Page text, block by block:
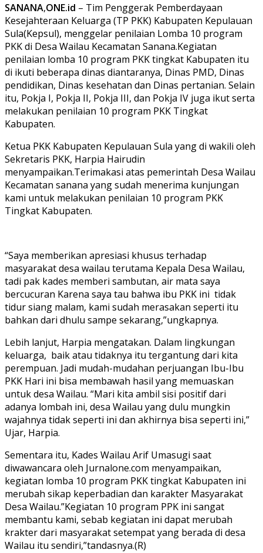
SANANA,ONE.id – Tim Penggerak Pemberdayaan
Kesejahteraan Keluarga (TP PKK) Kabupaten Kepulauan
Sula(Kepsul), menggelar penilaian Lomba 10 program
PKK di Desa Wailau Kecamatan Sanana.Kegiatan
penilaian lomba 10 program PKK tingkat Kabupaten itu
di ikuti beberapa dinas diantaranya, Dinas PMD, Dinas
pendidikan, Dinas kesehatan dan Dinas pertanian. Selain
itu, Pokja I, Pokja II, Pokja III, dan Pokja IV juga ikut serta
melakukan penilaian 10 program PKK Tingkat
Kabupaten.
Ketua PKK Kabupaten Kepulauan Sula yang di wakili oleh
Sekretaris PKK, Harpia Hairudin
menyampaikan.Terimakasi atas pemerintah Desa Wailau
Kecamatan sanana yang sudah menerima kunjungan
kami untuk melakukan penilaian 10 program PKK
Tingkat Kabupaten.
“Saya memberikan apresiasi khusus terhadap
masyarakat desa wailau terutama Kepala Desa Wailau,
tadi pak kades memberi sambutan, air mata saya
bercucuran Karena saya tau bahwa ibu PKK ini tidak
tidur siang malam, kami sudah merasakan seperti itu
bahkan dari dhulu sampe sekarang,”ungkapnya.
Lebih lanjut, Harpia mengatakan. Dalam lingkungan
keluarga, baik atau tidaknya itu tergantung dari kita
perempuan. Jadi mudah-mudahan perjuangan Ibu-Ibu
PKK Hari ini bisa membawah hasil yang memuaskan
untuk desa Wailau. “Mari kita ambil sisi positif dari
adanya lombah ini, desa Wailau yang dulu mungkin
wajahnya tidak seperti ini dan akhirnya bisa seperti ini,”
Ujar, Harpia.
Sementara itu, Kades Wailau Arif Umasugi saat
diwawancara oleh Jurnalone.com menyampaikan,
kegiatan lomba 10 program PKK tingkat Kabupaten ini
merubah sikap keperbadian dan karakter Masyarakat
Desa Wailau.”Kegiatan 10 program PPK ini sangat
membantu kami, sebab kegiatan ini dapat merubah
krakter dari masyarakat setempat yang berada di desa
Wailau itu sendiri,”tandasnya.(R)